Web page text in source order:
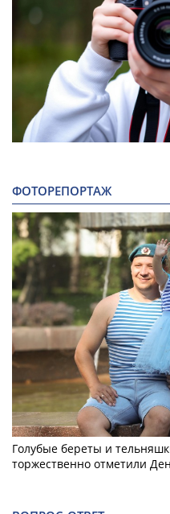
ФОТОРЕПОРТАЖ
Голубые береты и
торжественно отметили